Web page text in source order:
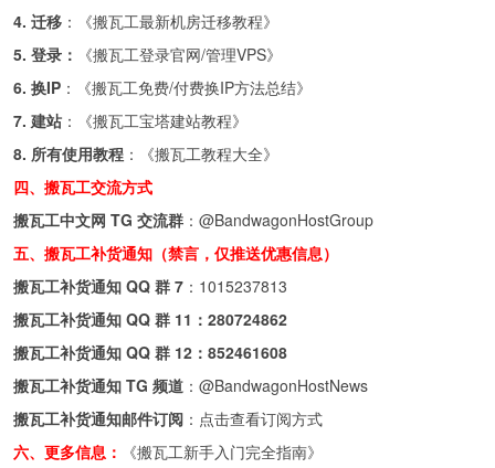
4. 迁移 ：《搬瓦工最新机房迁移教程》
5. 登录：
《搬瓦工登录官网/管理VPS》
6. 换IP ：《搬瓦工免费/付费换IP方法总结》
7. 建站 ：《搬瓦工宝塔建站教程》
8. 所有使用教程 ：《搬瓦工教程大全》
四、搬瓦工交流方式
搬瓦工中文网 TG 交流群 ： @BandwagonHostGroup
五、搬瓦工补货通知（禁言，仅推送优惠信息）
搬瓦工补货通知 QQ 群 7 ： 1015237813
搬瓦工补货通知 QQ 群 11： 280724862
搬瓦工补货通知 QQ 群 12： 852461608
搬瓦工补货通知 TG 频道 ： @BandwagonHostNews
搬瓦工补货通知邮件订阅 ： 点击查看订阅方式
六、更多信息：
《搬瓦工新手入门完全指南》